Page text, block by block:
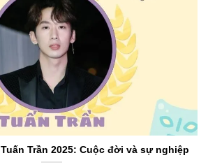
Trần 2025: Cuộc đời và sự nghiệp